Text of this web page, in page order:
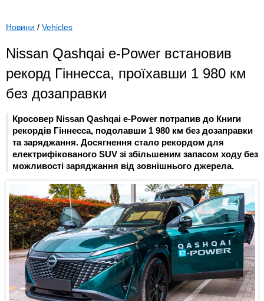
Новини / Vehicles
Nissan Qashqai e-Power встановив
рекорд Гіннесса, проїхавши 1 980 км
без дозаправки
Кросовер Nissan Qashqai e-Power потрапив до Книги
рекордів Гіннесса, подолавши 1 980 км без дозаправки
та заряджання. Досягнення стало рекордом для
електрифікованого SUV зі збільшеним запасом ходу без
можливості заряджання від зовнішнього джерела.